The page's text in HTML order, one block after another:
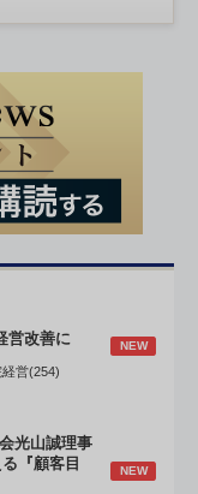
営改善に NEW
営(254)
光山誠理事
『顧客目
NEW